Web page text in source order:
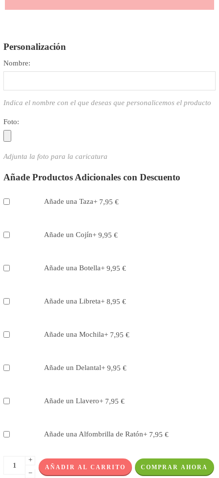
Personalización
Nombre:
Indica el nombre con el que deseas que personalicemos el producto
Foto:
Adjunta la foto para la caricatura
Añade Productos Adicionales con Descuento
Añade una Taza+ 7,95 €
Añade un Cojín+ 9,95 €
Añade una Botella+ 9,95 €
Añade una Libreta+ 8,95 €
Añade una Mochila+ 7,95 €
Añade un Delantal+ 9,95 €
Añade un Llavero+ 7,95 €
Añade una Alfombrilla de Ratón+ 7,95 €
+
−
AÑADIR AL CARRITO COMPRAR AHORA